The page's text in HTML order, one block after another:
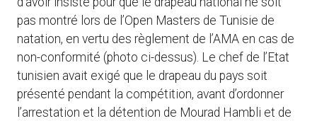
pas montré lors de l’Open Masters de Tunisie de
natation, en vertu des règlement de l’AMA en cas de
non-conformité (photo ci-dessus). Le chef de l’Etat
tunisien avait exigé que le drapeau du pays soit
présenté pendant la compétition, avant d’ordonner
l’arrestation et la détention de Mourad Hambli et de